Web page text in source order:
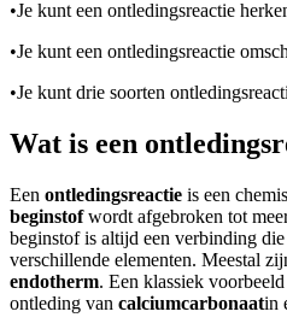
•Je kunt een ontledingsreactie
•Je kunt een ontledingsreactie
•Je kunt drie soorten
Wat is een
Een ontledingsreactie is een
beginstofwordt afgebroken tot
beginstof is altijd een verbinding
verschillende elementen. Meestal
endotherm. Een klassiek
ontleding van calciumcarbonaatin